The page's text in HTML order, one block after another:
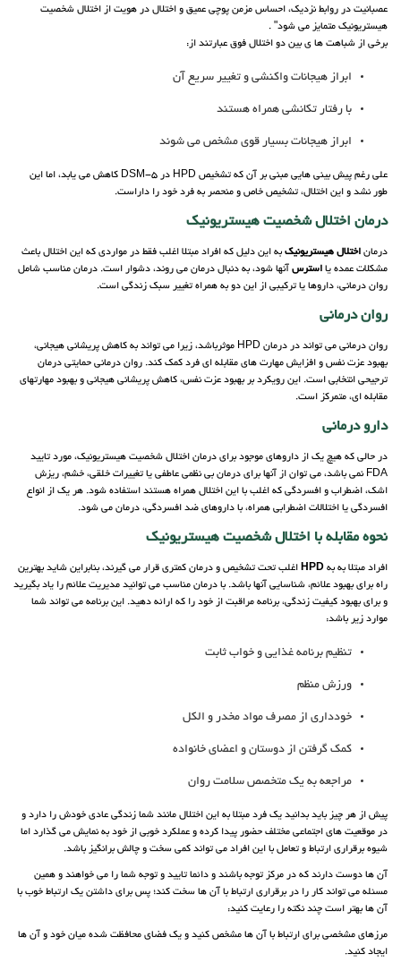
عصبانیت در روابط نزدیک، احساس مزمن پوچی عمیق و اختلال در هویت از اختلال شخصیت
هیستریونیک متمایز می شود" .
برخی از شباهت ها ی بین دو اختلال فوق عبارتند از:
ابراز هیجانات واکنشی و تغییر سریع آن
با رفتار تکانشی همراه هستند
ابراز هیجانات بسیار قوی مشخص می شوند
علی رغم پیش بینی هایی مبنی بر آن که تشخیص HPD در DSM-5 کاهش می یابد، اما این
طور نشد و این اختلال، تشخیص خاص و منحصر به فرد خود را داراست.
درمان اختلال شخصیت هیستریونیک
درمان اختلال هیستریونیک به این دلیل که افراد مبتلا اغلب فقط در مواردی که این اختلال باعث
مشکلات عمده یا استرس آنها شود، به دنبال درمان می روند، دشوار است. درمان مناسب شامل
روان درمانی، داروها یا ترکیبی از این دو به همراه تغییر سبک زندگی است.
روان درمانی
روان درمانی می تواند در درمان HPD موثرباشد، زیرا می تواند به کاهش پریشانی هیجانی،
بهبود عزت نفس و افزایش مهارت های مقابله ای فرد کمک کند. روان درمانی حمایتی درمان
ترجیحی انتخابی است. این رویکرد بر بهبود عزت نفس، کاهش پریشانی هیجانی و بهبود مهارتهای
مقابله ای، متمرکز است.
دارو درمانی
در حالی که هیچ یک از داروهای موجود برای درمان اختلال شخصیت هیستریونیک، مورد تایید
FDA نمی باشد، می توان از آنها برای درمان بی نظمی عاطفی یا تغییرات خلقی، خشم، ریزش
اشک، اضطراب و افسردگی که اغلب با این اختلال همراه هستند استفاده شود. هر یک از انواع
افسردگی یا اختلالات اضطرابی همراه، با داروهای ضد افسردگی، درمان می شود.
نحوه مقابله با اختلال شخصیت هیستریونیک
افراد مبتلا به به HPD اغلب تحت تشخیص و درمان کمتری قرار می گیرند، بنابراین شاید بهترین
راه برای بهبود علائم، شناسایی آنها باشد. با درمان مناسب می توانید مدیریت علائم را یاد بگیرید
و برای بهبود کیفیت زندگی، برنامه مراقبت از خود را که ارائه دهید. این برنامه می تواند شما
موارد زیر باشد:
تنظیم برنامه غذایی و خواب ثابت
ورزش منظم
خودداری از مصرف مواد مخدر و الکل
کمک گرفتن از دوستان و اعضای خانواده
مراجعه به یک متخصص سلامت روان
پیش از هر چیز باید بدانید یک فرد مبتلا به این اختلال مانند شما زندگی عادی خودش را دارد و
در موقعیت های اجتماعی مختلف حضور پیدا کرده و عملکرد خوبی از خود به نمایش می گذارد اما
شیوه برقراری ارتباط و تعامل با این افراد می تواند کمی سخت و چالش برانگیز باشد.
آن ها دوست دارند که در مرکز توجه باشند و دائما تایید و توجه شما را می خواهند و همین
مسئله می تواند کار را در برقراری ارتباط با آن ها سخت کند؛ پس برای داشتن یک ارتباط خوب با
آن ها بهتر است چند نکته را رعایت کنید:
مرزهای مشخصی برای ارتباط با آن ها مشخص کنید و یک فضای محافظت شده میان خود و آن ها
ایجاد کنید.